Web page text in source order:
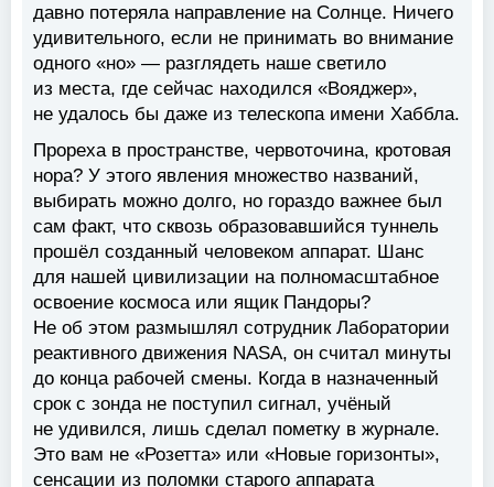
давно потеряла направление на Солнце. Ничего
удивительного, если не принимать во внимание
одного «но» — разглядеть наше светило
из места, где сейчас находился «Вояджер»,
не удалось бы даже из телескопа имени Хаббла.
Прореха в пространстве, червоточина, кротовая
нора? У этого явления множество названий,
выбирать можно долго, но гораздо важнее был
сам факт, что сквозь образовавшийся туннель
прошёл созданный человеком аппарат. Шанс
для нашей цивилизации на полномасштабное
освоение космоса или ящик Пандоры?
Не об этом размышлял сотрудник Лаборатории
реактивного движения NASA, он считал минуты
до конца рабочей смены. Когда в назначенный
срок с зонда не поступил сигнал, учёный
не удивился, лишь сделал пометку в журнале.
Это вам не «Розетта» или «Новые горизонты»,
сенсации из поломки старого аппарата